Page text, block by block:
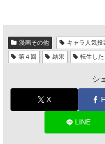
漫画その他 キャラ人気投
第４回
結果 転生し
シ
X
LINE